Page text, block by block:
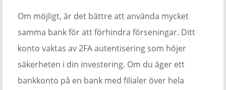
Om möjligt, är det bättre att använda mycket
samma bank för att förhindra förseningar. Ditt
konto vaktas av 2FA autentisering som höjer
säkerheten i din investering. Om du äger ett
bankkonto på en bank med filialer över hela